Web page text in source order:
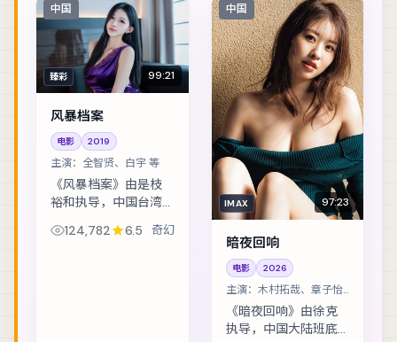
中国
臻彩 99:21
风暴档案
电影 2019
主演： 全智贤、白宇 等
《风暴档案》由是枝
裕和执导，中国台湾
为奇幻。边境小镇的
124,782 6.5 奇幻
中国
IMAX 97:23
暗夜回响
电影 2026
主演： 木村拓哉、章子怡
等
《暗夜回响》由徐克
执导，中国大陆班底